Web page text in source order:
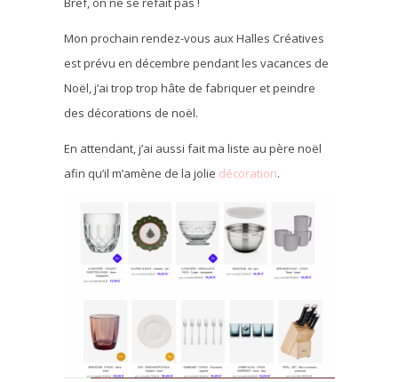
Mon prochain rendez-vous aux Halles Créatives
est prévu en décembre pendant les vacances de
Noël, j’ai trop trop hâte de fabriquer et peindre
des décorations de noël.
En attendant, j’ai aussi fait ma liste au père noël
afin qu’il m’amène de la jolie décoration.